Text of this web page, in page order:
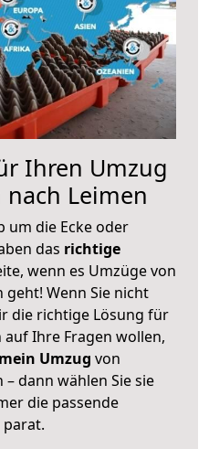
Ihren Umzug
nach Leimen
um die Ecke oder
das richtige
wenn es Umzüge von
geht! Wenn Sie nicht
die richtige Lösung für
auf Ihre Fragen wollen,
Umzug von
dann wählen Sie sie
die passende